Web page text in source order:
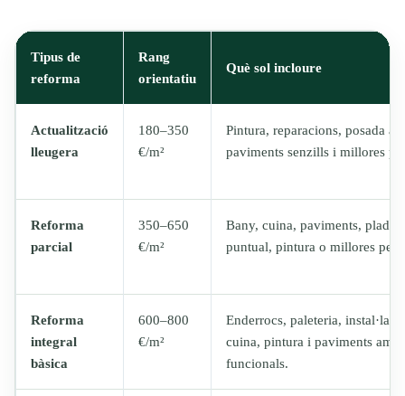
Tipus de
reforma
Rang
orientatiu
Què sol incloure
Actualització
lleugera
180–350
€/m²
Pintura, reparacions, posada a
paviments senzills i millores
Reforma
parcial
350–650
€/m²
Bany, cuina, paviments,
puntual, pintura o millores per
Reforma
integral
bàsica
600–800
€/m²
Enderrocs, paleteria,
cuina, pintura i paviments amb
funcionals.